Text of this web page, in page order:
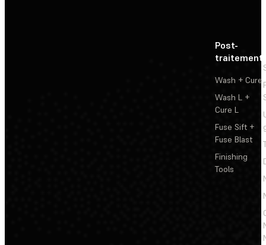
Post-
traitement
Wash + Cure
Wash L +
Cure L
Fuse Sift +
Fuse Blast
Finishing
Tools